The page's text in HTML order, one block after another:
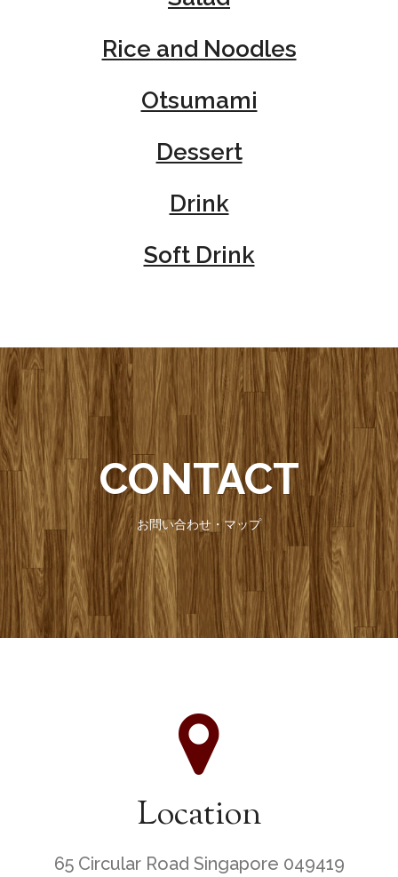
Rice and Noodles
Otsumami
Dessert
Drink
Soft Drink
CONTACT
お問い合わせ・マップ
Location
65 Circular Road Singapore 049419